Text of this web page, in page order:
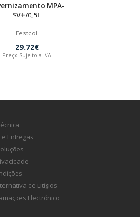
MPA-
SV+/0,5L
Festool
29.72€
Preço Sujeito a IVA
Entregas
de Litígios
Electrónico